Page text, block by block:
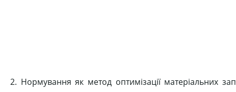
2. Нормування як метод оптимізації матеріальних